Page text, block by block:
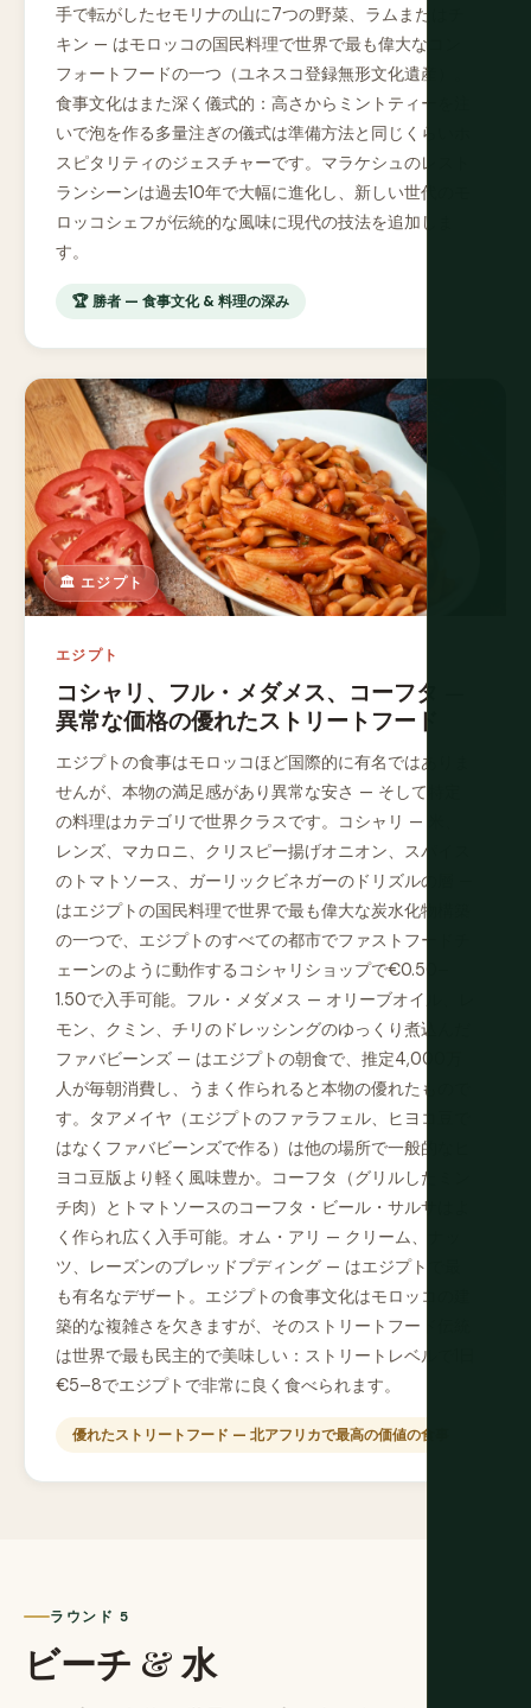
手で転がしたセモリナの山に7つの野菜、ラムまたはチ
キン — はモロッコの国民料理で世界で最も偉大なコン
フォートフードの一つ（ユネスコ登録無形文化遺産）。
食事文化はまた深く儀式的：高さからミントティーを注
いで泡を作る多量注ぎの儀式は準備方法と同じくらいホ
スピタリティのジェスチャーです。マラケシュのレスト
ランシーンは過去10年で大幅に進化し、新しい世代のモ
ロッコシェフが伝統的な風味に現代の技法を追加しま
す。
🏆 勝者 — 食事文化 & 料理の深み
🏛️ エジプト
エジプト
コシャリ、フル・メダメス、コーフタ —
異常な価格の優れたストリートフード
エジプトの食事はモロッコほど国際的に有名ではありま
せんが、本物の満足感があり異常な安さ — そして特定
の料理はカテゴリで世界クラスです。コシャリ — 米、
レンズ、マカロニ、クリスピー揚げオニオン、スパイス
のトマトソース、ガーリックビネガーのドリズルの層 —
はエジプトの国民料理で世界で最も偉大な炭水化物構築
の一つで、エジプトのすべての都市でファストフードチ
ェーンのように動作するコシャリショップで€0.50–
1.50で入手可能。フル・メダメス — オリーブオイル、レ
モン、クミン、チリのドレッシングのゆっくり煮込んだ
ファバビーンズ — はエジプトの朝食で、推定4,000万
人が毎朝消費し、うまく作られると本物の優れたもので
す。タアメイヤ（エジプトのファラフェル、ヒヨコ豆で
はなくファバビーンズで作る）は他の場所で一般的なヒ
ヨコ豆版より軽く風味豊か。コーフタ（グリルしたミン
チ肉）とトマトソースのコーフタ・ビール・サルサはよ
く作られ広く入手可能。オム・アリ — クリーム、ナッ
ツ、レーズンのブレッドプディング — はエジプトで最
も有名なデザート。エジプトの食事文化はモロッコの建
築的な複雑さを欠きますが、そのストリートフード伝統
は世界で最も民主的で美味しい：ストリートレベルで1日
€5–8でエジプトで非常に良く食べられます。
優れたストリートフード — 北アフリカで最高の価値の食事
ラウンド 5
ビーチ & 水